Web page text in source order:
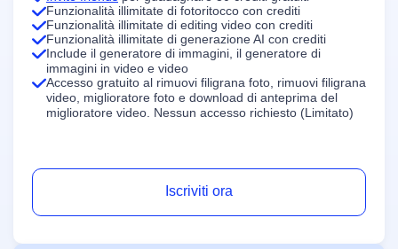
Rimuovi Sfondo Video
Rimuovi filigrana video Illimitato
Miglioratore di Video Illimitato
Kit per foto
Illimitato
Funzionalità illimitate di fotoritocco con crediti
Funzionalità illimitate di editing video con crediti
Funzionalità illimitate di generazione AI con crediti
Include il generatore di immagini, il generatore di
immagini in video e video
Accesso gratuito al rimuovi filigrana foto, rimuovi filigrana
video, miglioratore foto e download di anteprima del
miglioratore video. Nessun accesso richiesto (Limitato)
Iscriviti ora